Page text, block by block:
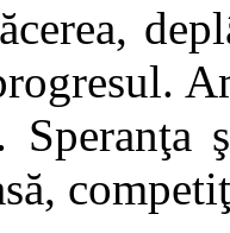
ăcerea,
Speranţa